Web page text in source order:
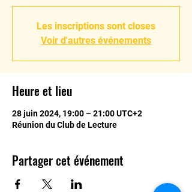
Les inscriptions sont closes
Voir d'autres événements
Heure et lieu
28 juin 2024, 19:00 – 21:00 UTC+2
Réunion du Club de Lecture
Partager cet événement